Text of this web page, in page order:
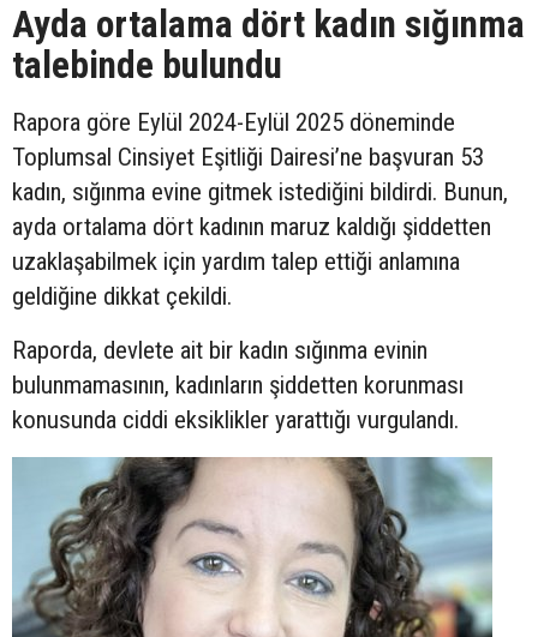
Ayda ortalama dört kadın sığınma
talebinde bulundu
Rapora göre Eylül 2024-Eylül 2025 döneminde
Toplumsal Cinsiyet Eşitliği Dairesi’ne başvuran 53
kadın, sığınma evine gitmek istediğini bildirdi. Bunun,
ayda ortalama dört kadının maruz kaldığı şiddetten
uzaklaşabilmek için yardım talep ettiği anlamına
geldiğine dikkat çekildi.
Raporda, devlete ait bir kadın sığınma evinin
bulunmamasının, kadınların şiddetten korunması
konusunda ciddi eksiklikler yarattığı vurgulandı.